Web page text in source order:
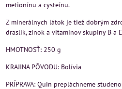
metionínu a cysteínu.
Z minerálnych látok je tiež dobrým
draslík, zinok a vitamínov skupiny B a E
HMOTNOSŤ: 250 g
KRAJINA PÔVODU: Bolívia
PRÍPRAVA: Quin prepláchneme